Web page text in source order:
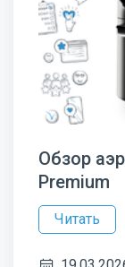
Обзор
Premium
Читать